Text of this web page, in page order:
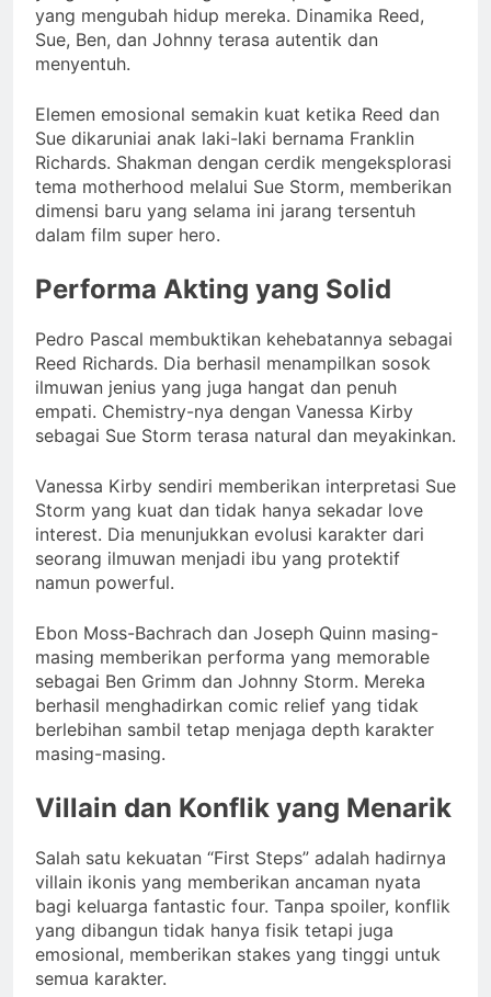
yang mengubah hidup mereka. Dinamika Reed,
Sue, Ben, dan Johnny terasa autentik dan
menyentuh.
Elemen emosional semakin kuat ketika Reed dan
Sue dikaruniai anak laki-laki bernama Franklin
Richards. Shakman dengan cerdik mengeksplorasi
tema motherhood melalui Sue Storm, memberikan
dimensi baru yang selama ini jarang tersentuh
dalam film super hero.
Performa Akting yang Solid
Pedro Pascal membuktikan kehebatannya sebagai
Reed Richards. Dia berhasil menampilkan sosok
ilmuwan jenius yang juga hangat dan penuh
empati. Chemistry-nya dengan Vanessa Kirby
sebagai Sue Storm terasa natural dan meyakinkan.
Vanessa Kirby sendiri memberikan interpretasi Sue
Storm yang kuat dan tidak hanya sekadar love
interest. Dia menunjukkan evolusi karakter dari
seorang ilmuwan menjadi ibu yang protektif
namun powerful.
Ebon Moss-Bachrach dan Joseph Quinn masing-
masing memberikan performa yang memorable
sebagai Ben Grimm dan Johnny Storm. Mereka
berhasil menghadirkan comic relief yang tidak
berlebihan sambil tetap menjaga depth karakter
masing-masing.
Villain dan Konflik yang Menarik
Salah satu kekuatan “First Steps” adalah hadirnya
villain ikonis yang memberikan ancaman nyata
bagi keluarga fantastic four. Tanpa spoiler, konflik
yang dibangun tidak hanya fisik tetapi juga
emosional, memberikan stakes yang tinggi untuk
semua karakter.